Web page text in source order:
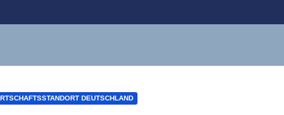
DEUTSCHLAND